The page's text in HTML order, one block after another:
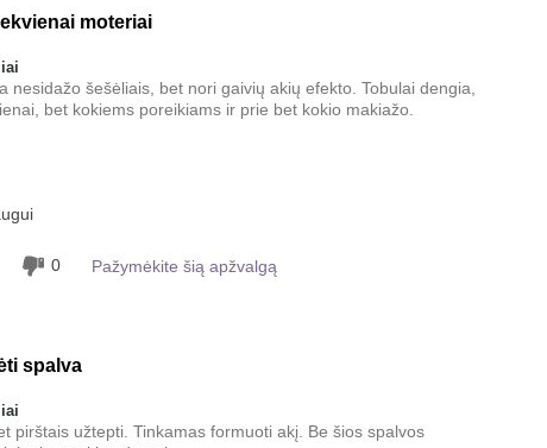
moteriai
nesidažo šešėliais, bet nori gaivių akių efekto. Tobulai dengia,
bet kokiems poreikiams ir prie bet kokio makiažo.
jį su kitais
0 Pažymėkite šią apžvalgą
spalva
pirštais užtepti. Tinkamas formuoti akį. Be šios spalvos